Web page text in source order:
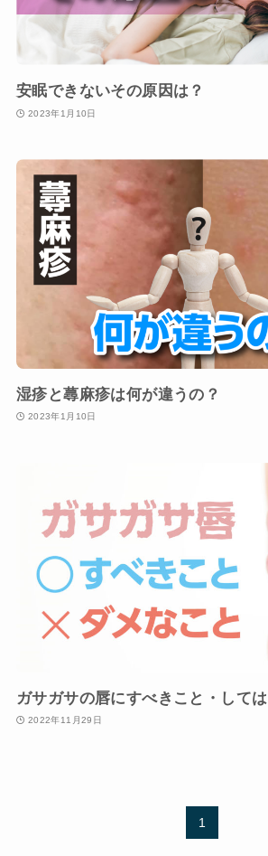
安眠できないその原因は？
2023年1月10日
湿疹と蕁麻疹は何が違うの？
2023年1月10日
ガサガサの唇にすべきこと・して
2022年11月29日
1